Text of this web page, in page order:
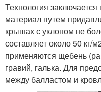
Технология
материал путем
крышах с уклоном не
составляет около 50 кг/
применяются щебень
гравий, галька. Для
между балластом и